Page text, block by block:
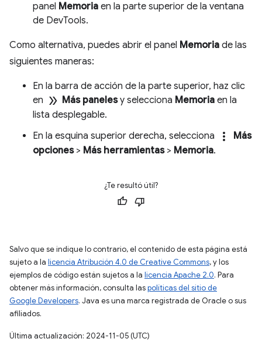
panel Memoria en la parte superior de la ventana
de DevTools.
Como alternativa, puedes abrir el panel Memoria de las
siguientes maneras:
En la barra de acción de la parte superior, haz clic
en double_arrow Más panelesy selecciona Memoria en la
lista desplegable.
En la esquina superior derecha, selecciona
more_vert
Más
opciones> Más herramientas> Memoria.
¿Te resultó útil?
Salvo que se indique lo contrario, el contenido de esta página está
sujeto a la licencia Atribución 4.0 de Creative Commons, y los
ejemplos de código están sujetos a la licencia Apache 2.0. Para
obtener más información, consulta laspolíticas del sitio de
Google Developers. Java es una marca registrada de Oracle o sus
afiliados.
Última actualización: 2024-11-05 (UTC)